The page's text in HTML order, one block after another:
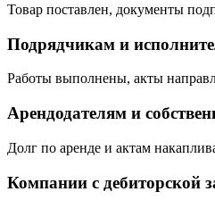
Товар поставлен, документы
Подрядчикам и
Работы выполнены, акты
Арендодателям и
Долг по аренде и актам
Компании с дебиторской